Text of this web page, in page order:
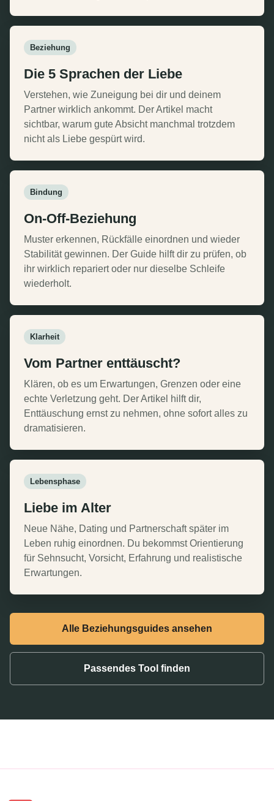
Beziehung
Die 5 Sprachen der Liebe
Verstehen, wie Zuneigung bei dir und deinem
Partner wirklich ankommt. Der Artikel macht
sichtbar, warum gute Absicht manchmal trotzdem
nicht als Liebe gespürt wird.
Bindung
On-Off-Beziehung
Muster erkennen, Rückfälle einordnen und wieder
Stabilität gewinnen. Der Guide hilft dir zu prüfen, ob
ihr wirklich repariert oder nur dieselbe Schleife
wiederholt.
Klarheit
Vom Partner enttäuscht?
Klären, ob es um Erwartungen, Grenzen oder eine
echte Verletzung geht. Der Artikel hilft dir,
Enttäuschung ernst zu nehmen, ohne sofort alles zu
dramatisieren.
Lebensphase
Liebe im Alter
Neue Nähe, Dating und Partnerschaft später im
Leben ruhig einordnen. Du bekommst Orientierung
für Sehnsucht, Vorsicht, Erfahrung und realistische
Erwartungen.
Alle Beziehungsguides ansehen
Passendes Tool finden